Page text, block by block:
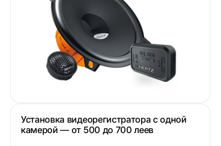
Установка видеорегистратора с одной
камерой — от 500 до 700 леев